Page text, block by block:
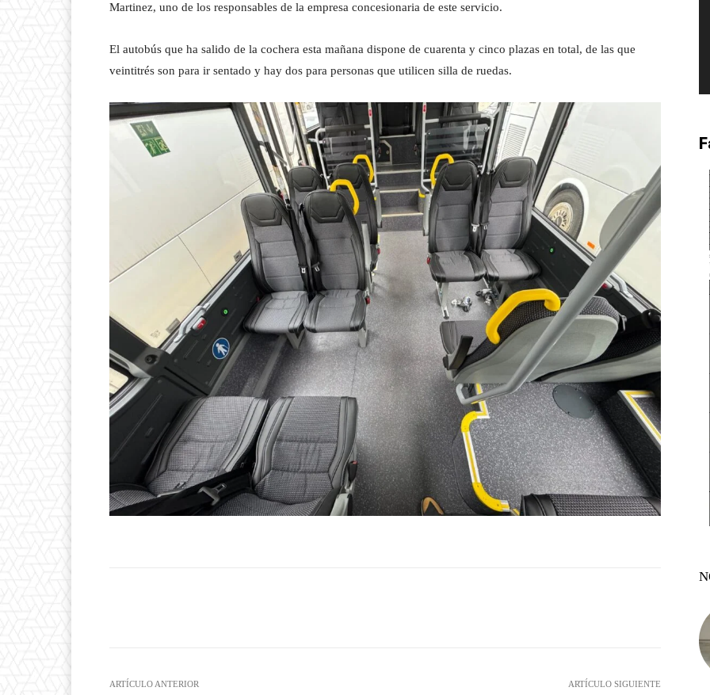
Martinez, uno de los responsables de la empresa concesionaria de este servicio.
El autobús que ha salido de la cochera esta mañana dispone de cuarenta y cinco plazas en total, de las que
veintitrés son para ir sentado y hay dos para personas que utilicen silla de ruedas.
ARTÍCULO ANTERIOR ARTÍCULO SIGUIENTE